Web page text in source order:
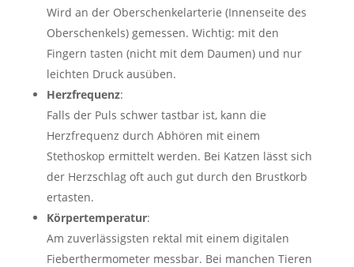
Wird an der Oberschenkelarterie (Innenseite des
Oberschenkels) gemessen. Wichtig: mit den
Fingern tasten (nicht mit dem Daumen) und nur
leichten Druck ausüben.
Herzfrequenz:
Falls der Puls schwer tastbar ist, kann die
Herzfrequenz durch Abhören mit einem
Stethoskop ermittelt werden. Bei Katzen lässt sich
der Herzschlag oft auch gut durch den Brustkorb
ertasten.
Körpertemperatur:
Am zuverlässigsten rektal mit einem digitalen
Fieberthermometer messbar. Bei manchen Tieren